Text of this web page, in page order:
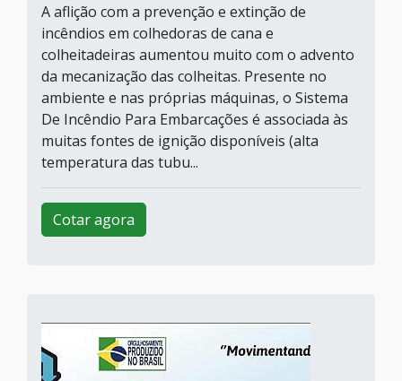
A aflição com a prevenção e extinção de
incêndios em colhedoras de cana e
colheitadeiras aumentou muito com o advento
da mecanização das colheitas. Presente no
ambiente e nas próprias máquinas, o Sistema
De Incêndio Para Embarcações é associada às
muitas fontes de ignição disponíveis (alta
temperatura das tubu...
Cotar agora